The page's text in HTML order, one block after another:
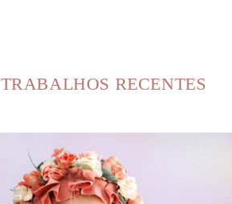
TRABALHOS RECENTES